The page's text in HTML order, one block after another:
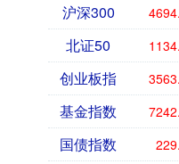
沪深300
北证50
创业板指
基金指数
国债指数